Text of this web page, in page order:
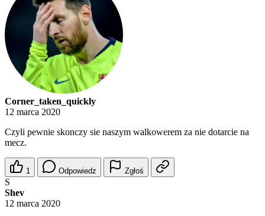
Corner_taken_quickly
12 marca 2020
Czyli pewnie skonczy sie naszym walkowerem za nie dotarcie na
mecz.
1 Odpowiedz Zgłoś
S
Shev
12 marca 2020